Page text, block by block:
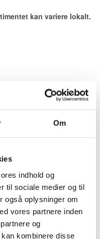
Om
indhold og
til sociale medier og til
også oplysninger om
vores partnere inden
og
kombinere disse
kan variere lokalt.
stærkt lugtende varer.
100g
fra kornsorten